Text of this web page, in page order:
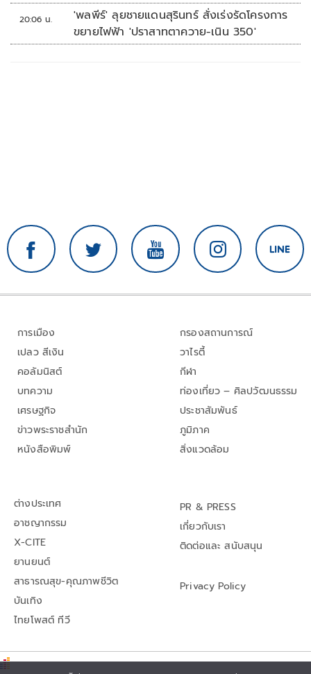
20:06 น.
'พลพีร์' ลุยชายแดนสุรินทร์ สั่งเร่งรัดโครงการ
ขยายไฟฟ้า 'ปราสาทตาควาย-เนิน 350'
การเมือง
เปลว สีเงิน
คอลัมนิสต์
บทความ
เศรษฐกิจ
ข่าวพระราชสำนัก
หนังสือพิมพ์
กรองสถานการณ์
วาไรตี้
กีฬา
ท่องเที่ยว – ศิลปวัฒนธรรม
ประชาสัมพันธ์
ภูมิภาค
สิ่งแวดล้อม
ต่างประเทศ
อาชญากรรม
X-CITE
ยานยนต์
สาธารณสุข-คุณภาพชีวิต
บันเทิง
ไทยโพสต์ ทีวี
PR & PRESS
เกี่ยวกับเรา
ติดต่อและ สนับสนุน
Privacy Policy